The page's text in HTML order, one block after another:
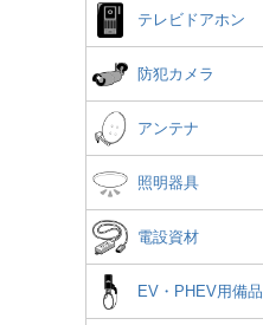
テレビドアホン
防犯カメラ
アンテナ
照明器具
電設資材
EV・PHEV用備品